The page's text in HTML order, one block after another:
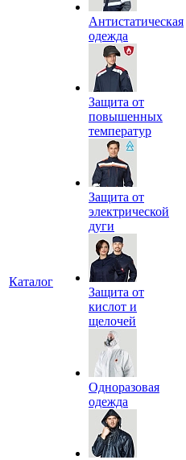
Каталог
Антистатическая
одежда
Защита от
повышенных
температур
Защита от
электрической
дуги
Защита от
кислот и
щелочей
Одноразовая
одежда